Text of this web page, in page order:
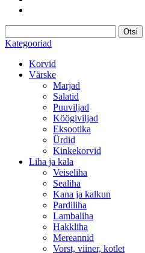
Otsi
Kategooriad
Korvid
Värske
Marjad
Salatid
Puuviljad
Köögiviljad
Eksootika
Ürdid
Kinkekorvid
Liha ja kala
Veiseliha
Sealiha
Kana ja kalkun
Pardiliha
Lambaliha
Hakkliha
Mereannid
Vorst, viiner, kotlet